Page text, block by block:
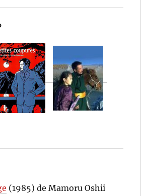
(1985) de Mamoru Oshii